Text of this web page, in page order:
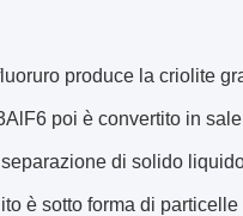
fluoruro produce la criolite
poi è convertito in
separazione di solido
è sotto forma di